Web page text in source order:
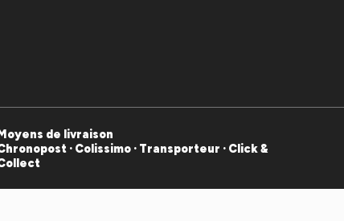
de livraison
· Colissimo · Transporteur · Click &